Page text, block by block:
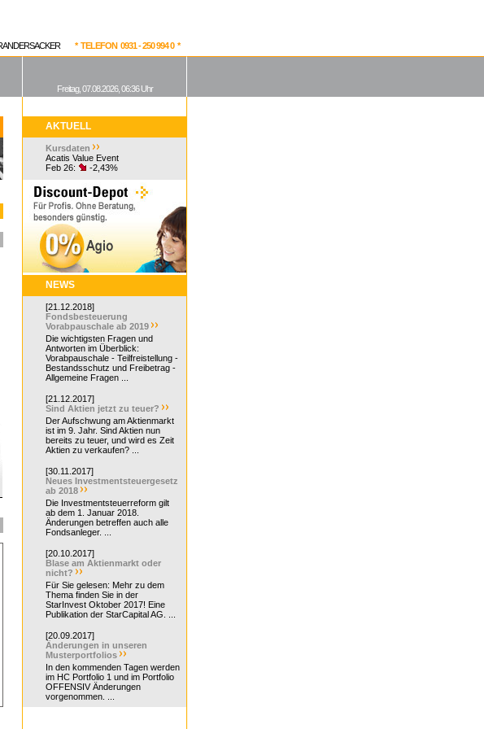
* TELEFON 0931 - 250 994 0 *
AKTUELL
Kursdaten
Acatis Value Event
Feb 26:
-2,43%
NEWS
[21.12.2018]
Fondsbesteuerung
Vorabpauschale ab 2019
Die wichtigsten Fragen und
Antworten im Überblick:
Vorabpauschale - Teilfreistellung -
Bestandsschutz und Freibetrag -
Allgemeine Fragen ...
[21.12.2017]
Sind Aktien jetzt zu teuer?
Der Aufschwung am Aktienmarkt
ist im 9. Jahr. Sind Aktien nun
bereits zu teuer, und wird es Zeit
Aktien zu verkaufen? ...
[30.11.2017]
Neues Investmentsteuergesetz
ab 2018
Die Investmentsteuerreform gilt
ab dem 1. Januar 2018.
Änderungen betreffen auch alle
Fondsanleger. ...
[20.10.2017]
Blase am Aktienmarkt oder
nicht?
Für Sie gelesen: Mehr zu dem
Thema finden Sie in der
StarInvest Oktober 2017! Eine
Publikation der StarCapital AG. ...
[20.09.2017]
Änderungen in unseren
Musterportfolios
In den kommenden Tagen werden
im HC Portfolio 1 und im Portfolio
OFFENSIV Änderungen
vorgenommen. ...
Freitag, 07.08.2026, 06:36 Uhr